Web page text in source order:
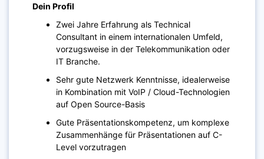
Dein Profil
Zwei Jahre Erfahrung als Technical
Consultant in einem internationalen Umfeld,
vorzugsweise in der Telekommunikation oder
IT Branche.
Sehr gute Netzwerk Kenntnisse, idealerweise
in Kombination mit VoIP / Cloud-Technologien
auf Open Source-Basis
Gute Präsentationskompetenz, um komplexe
Zusammenhänge für Präsentationen auf C-
Level vorzutragen